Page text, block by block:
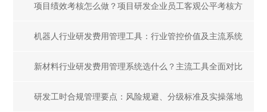
全解析
项目绩效考核怎么做？项目研发企业员工客观公平考核方
案
机器人行业研发费用管理工具：行业管控价值及主流系统
选型指南
新材料行业研发费用管理系统选什么？主流工具全面对比
研发工时合规管理要点：风险规避、分级标准及实操落地